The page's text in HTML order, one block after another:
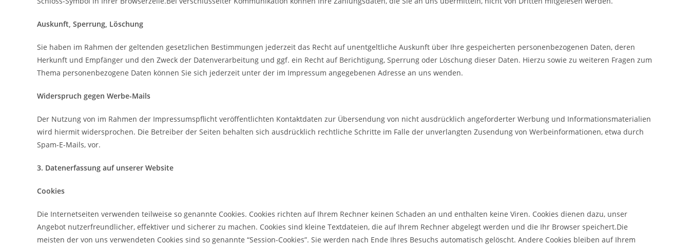
Auskunft, Sperrung, Löschung
Sie haben im Rahmen der geltenden gesetzlichen Bestimmungen jederzeit das Recht auf unentgeltliche Auskunft über Ihre gespeicherten personenbezogenen Daten, deren
Herkunft und Empfänger und den Zweck der Datenverarbeitung und ggf. ein Recht auf Berichtigung, Sperrung oder Löschung dieser Daten. Hierzu sowie zu weiteren Fragen zum
Thema personenbezogene Daten können Sie sich jederzeit unter der im Impressum angegebenen Adresse an uns wenden.
Widerspruch gegen Werbe-Mails
Der Nutzung von im Rahmen der Impressumspflicht veröffentlichten Kontaktdaten zur Übersendung von nicht ausdrücklich angeforderter Werbung und Informationsmaterialien
wird hiermit widersprochen. Die Betreiber der Seiten behalten sich ausdrücklich rechtliche Schritte im Falle der unverlangten Zusendung von Werbeinformationen, etwa durch
Spam-E-Mails, vor.
3. Datenerfassung auf unserer Website
Cookies
Die Internetseiten verwenden teilweise so genannte Cookies. Cookies richten auf Ihrem Rechner keinen Schaden an und enthalten keine Viren. Cookies dienen dazu, unser
Angebot nutzerfreundlicher, effektiver und sicherer zu machen. Cookies sind kleine Textdateien, die auf Ihrem Rechner abgelegt werden und die Ihr Browser speichert.Die
meisten der von uns verwendeten Cookies sind so genannte “Session-Cookies”. Sie werden nach Ende Ihres Besuchs automatisch gelöscht. Andere Cookies bleiben auf Ihrem